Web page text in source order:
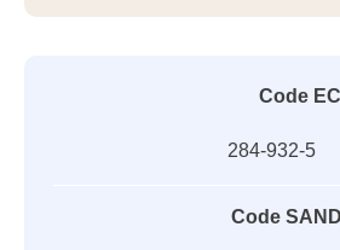
Code EC
284-932-5
Code